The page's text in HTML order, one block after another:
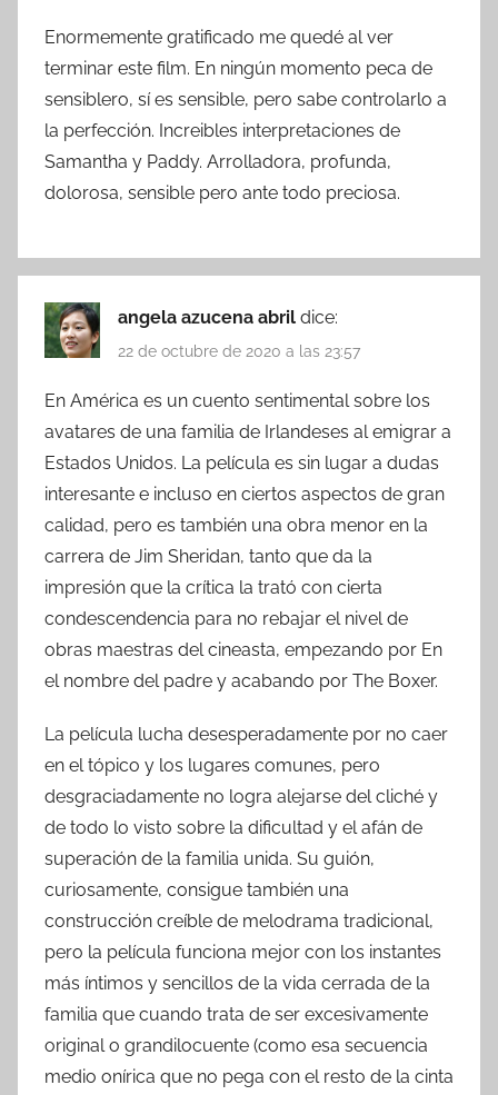
Enormemente gratificado me quedé al ver
terminar este film. En ningún momento peca de
sensiblero, sí es sensible, pero sabe controlarlo a
la perfección. Increibles interpretaciones de
Samantha y Paddy. Arrolladora, profunda,
dolorosa, sensible pero ante todo preciosa.
angela azucena abril dice:
22 de octubre de 2020 a las 23:57
En América es un cuento sentimental sobre los
avatares de una familia de Irlandeses al emigrar a
Estados Unidos. La película es sin lugar a dudas
interesante e incluso en ciertos aspectos de gran
calidad, pero es también una obra menor en la
carrera de Jim Sheridan, tanto que da la
impresión que la crítica la trató con cierta
condescendencia para no rebajar el nivel de
obras maestras del cineasta, empezando por En
el nombre del padre y acabando por The Boxer.
La película lucha desesperadamente por no caer
en el tópico y los lugares comunes, pero
desgraciadamente no logra alejarse del cliché y
de todo lo visto sobre la dificultad y el afán de
superación de la familia unida. Su guión,
curiosamente, consigue también una
construcción creíble de melodrama tradicional,
pero la película funciona mejor con los instantes
más íntimos y sencillos de la vida cerrada de la
familia que cuando trata de ser excesivamente
original o grandilocuente (como esa secuencia
medio onírica que no pega con el resto de la cinta